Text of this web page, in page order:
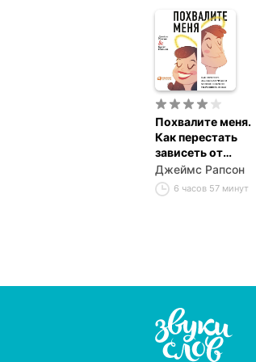
Похвалите меня.
Как перестать
зависеть от
чужого мнения и
обрести
уверенность в
Джеймс Рапсон
6 часов 57 минут